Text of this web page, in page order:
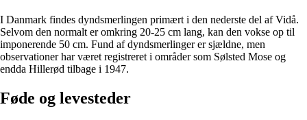
I Danmark findes dyndsmerlingen primært i den nederste del af Vidå.
Selvom den normalt er omkring 20-25 cm lang, kan den vokse op til
imponerende 50 cm. Fund af dyndsmerlinger er sjældne, men
observationer har været registreret i områder som Sølsted Mose og
endda Hillerød tilbage i 1947.
Føde og levesteder